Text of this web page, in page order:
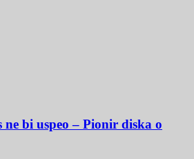
bi uspeo – Pionir diska o